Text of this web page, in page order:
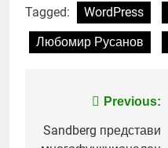
Tagged: WordPress
Любомир Русанов
navigation
Previous:
Sandberg представи